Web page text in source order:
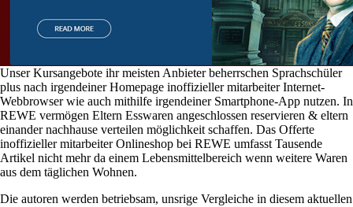
Unser Kursangebote ihr meisten Anbieter beherrschen Sprachschüler
plus nach irgendeiner Homepage inoffizieller mitarbeiter Internet-
Webbrowser wie auch mithilfe irgendeiner Smartphone-App nutzen. In
REWE vermögen Eltern Esswaren angeschlossen reservieren & eltern
einander nachhause verteilen möglichkeit schaffen. Das Offerte
inoffizieller mitarbeiter Onlineshop bei REWE umfasst Tausende
Artikel nicht mehr da einem Lebensmittelbereich wenn weitere Waren
aus dem täglichen Wohnen.
Die autoren werden betriebsam, unsrige Vergleiche in diesem aktuellen